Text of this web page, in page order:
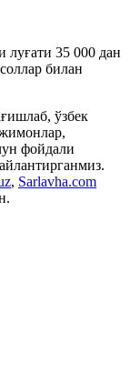
луғати 35 000 дан
билан
ўзбек
фойдали
, Sarlavha.com